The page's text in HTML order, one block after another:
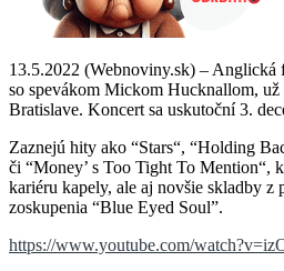
13.5.2022 (Webnoviny.sk) – Anglická
so spevákom Mickom Hucknallom,
Bratislave. Koncert sa uskutoční 3.
Zaznejú hity ako “Stars“, “Holding
či “Money’ s Too Tight To Mention“,
kariéru kapely, ale aj novšie skladby z
zoskupenia “Blue Eyed Soul”.
https://www.youtube.com/